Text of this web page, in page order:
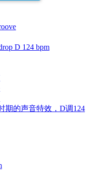
D 124 bpm
期的声音特效，D调124